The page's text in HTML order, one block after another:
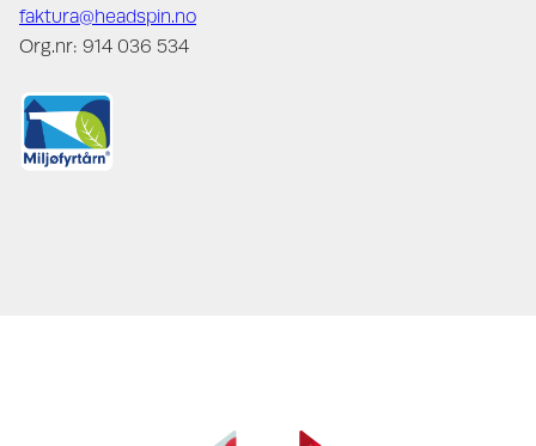
faktura@headspin.no
Org.nr: 914 036 534